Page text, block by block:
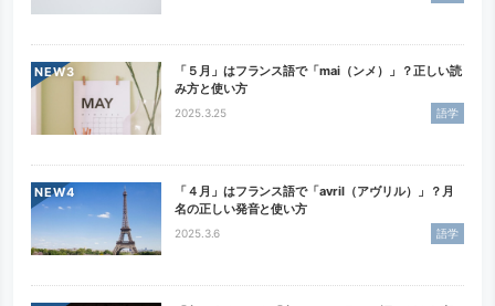
NEW
「５月」はフランス語で「mai（ンメ）」？正しい読
み方と使い方
2025.3.25 語学
NEW
「４月」はフランス語で「avril（アヴリル）」？月
名の正しい発音と使い方
2025.3.6 語学